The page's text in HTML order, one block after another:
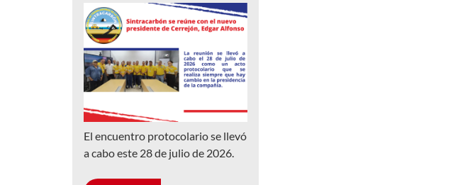
El encuentro protocolario se llevó
a cabo este 28 de julio de 2026.